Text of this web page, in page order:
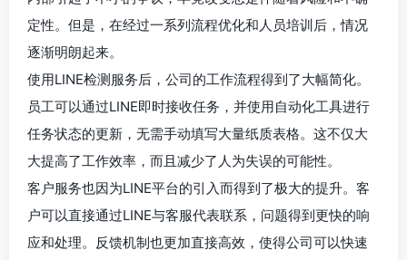
定性。但是，在经过一系列流程优化和人员培训后，情况
逐渐明朗起来。
使用LINE检测服务后，公司的工作流程得到了大幅简化。
员工可以通过LINE即时接收任务，并使用自动化工具进行
任务状态的更新，无需手动填写大量纸质表格。这不仅大
大提高了工作效率，而且减少了人为失误的可能性。
客户服务也因为LINE平台的引入而得到了极大的提升。客
户可以直接通过LINE与客服代表联系，问题得到更快的响
应和处理。反馈机制也更加直接高效，使得公司可以快速